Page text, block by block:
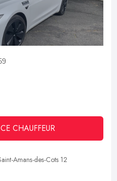
CHAUFFEUR
Amans-des-Cots 12